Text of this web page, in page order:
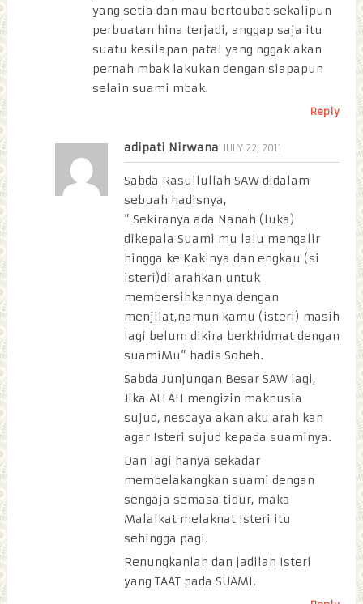
yang setia dan mau bertoubat sekalipun
perbuatan hina terjadi, anggap saja itu
suatu kesilapan patal yang nggak akan
pernah mbak lakukan dengan siapapun
selain suami mbak.
Reply
adipati Nirwana JULY 22, 2011
Sabda Rasullullah SAW didalam
sebuah hadisnya,
” Sekiranya ada Nanah (luka)
dikepala Suami mu lalu mengalir
hingga ke Kakinya dan engkau (si
isteri)di arahkan untuk
membersihkannya dengan
menjilat,namun kamu (isteri) masih
lagi belum dikira berkhidmat dengan
suamiMu” hadis Soheh.
Sabda Junjungan Besar SAW lagi,
Jika ALLAH mengizin maknusia
sujud, nescaya akan aku arah kan
agar Isteri sujud kepada suaminya.
Dan lagi hanya sekadar
membelakangkan suami dengan
sengaja semasa tidur, maka
Malaikat melaknat Isteri itu
sehingga pagi.
Renungkanlah dan jadilah Isteri
yang TAAT pada SUAMI.